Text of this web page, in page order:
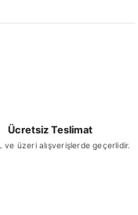
Ücretsiz Teslimat
ve üzeri alışverişlerde geçerlidir.